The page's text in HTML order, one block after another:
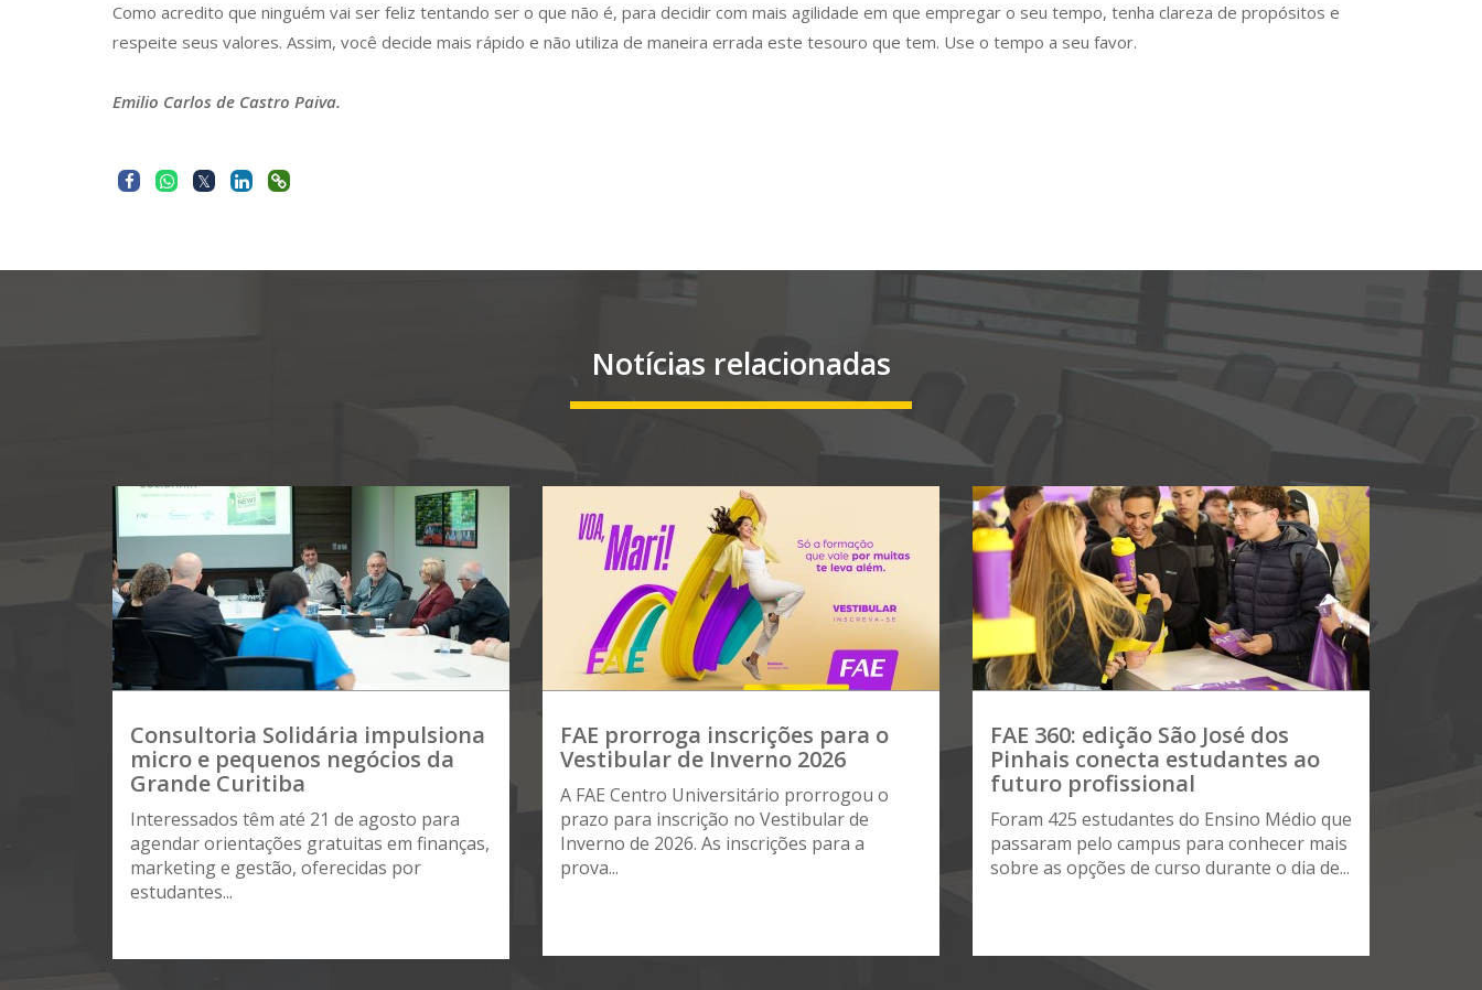
Como acredito que ninguém vai ser feliz tentando ser o que não é, para decidir com mais agilidade em que empregar o seu tempo, tenha clareza de propósitos e
respeite seus valores. Assim, você decide mais rápido e não utiliza de maneira errada este tesouro que tem. Use o tempo a seu favor.
Emilio Carlos de Castro Paiva.
Notícias relacionadas
Consultoria Solidária impulsiona
micro e pequenos negócios da
Grande Curitiba
Interessados têm até 21 de agosto para
agendar orientações gratuitas em finanças,
marketing e gestão, oferecidas por
estudantes...
FAE prorroga inscrições para o
Vestibular de Inverno 2026
A FAE Centro Universitário prorrogou o
prazo para inscrição no Vestibular de
Inverno de 2026. As inscrições para a
prova...
FAE 360: edição São José dos
Pinhais conecta estudantes ao
futuro profissional
Foram 425 estudantes do Ensino Médio que
passaram pelo campus para conhecer mais
sobre as opções de curso durante o dia de...